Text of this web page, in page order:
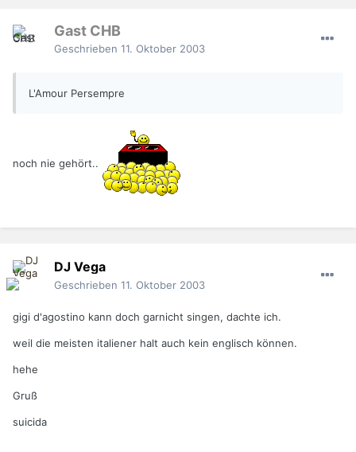
Gast CHB
Geschrieben 11. Oktober 2003
L'Amour Persempre
noch nie gehört..
DJ Vega
Geschrieben 11. Oktober 2003
gigi d'agostino kann doch garnicht singen, dachte ich.
weil die meisten italiener halt auch kein englisch können.
hehe
Gruß
suicida